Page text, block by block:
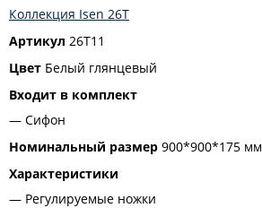
Коллекция Isen 26T
Артикул 26T11
Цвет Белый глянцевый
Входит в комплект
Сифон
Номинальный размер 900*900*175 мм
Характеристики
Регулируемые ножки